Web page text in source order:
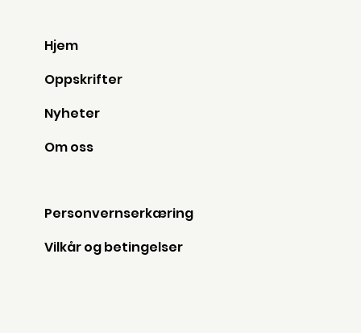
Hjem
Oppskrifter
Nyheter
Om oss
Personvernserkæring
Vilkår og betingelser